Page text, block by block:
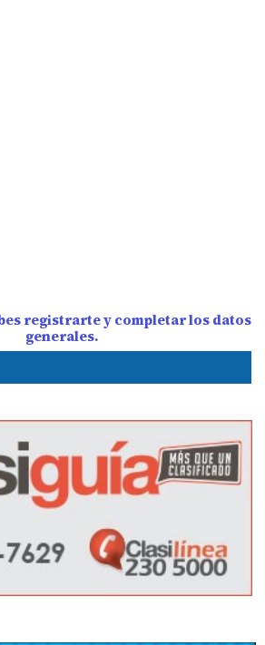
registrarte y completar los datos
generales.